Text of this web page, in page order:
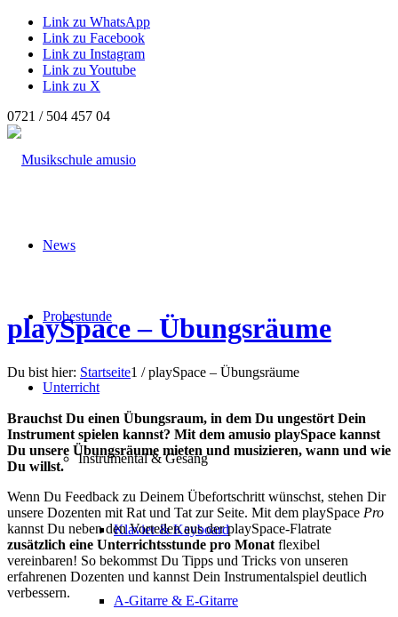
Link zu WhatsApp
Link zu Facebook
Link zu Instagram
Link zu Youtube
Link zu X
0721 / 504 457 04
News
Probestunde
Unterricht
Instrumental & Gesang
Klavier & Keyboard
A-Gitarre & E-Gitarre
playSpace – Übungsräume
Du bist hier: Startseite1 / playSpace – Übungsräume
Brauchst Du einen Übungsraum, in dem Du ungestört Dein
Instrument spielen kannst? Mit dem amusio playSpace kannst
Du unsere Übungsräume mieten und musizieren, wann und wie
Du willst.
Wenn Du Feedback zu Deinem Übefortschritt wünschst, stehen Dir
unsere Dozenten mit Rat und Tat zur Seite. Mit dem playSpace Pro
kannst Du neben den Vorteilen aus der playSpace-Flatrate
zusätzlich eine Unterrichtsstunde pro Monat flexibel
vereinbaren! So bekommst Du Tipps und Tricks von unseren
erfahrenen Dozenten und kannst Dein Instrumentalspiel deutlich
verbessern.